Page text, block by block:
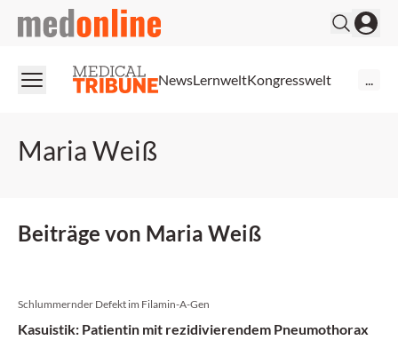
medonline
NewsLernweltKongresswelt
Maria Weiß
Beiträge von Maria Weiß
Schlummernder Defekt im Filamin-A-Gen
Kasuistik: Patientin mit rezidivierendem Pneumothorax